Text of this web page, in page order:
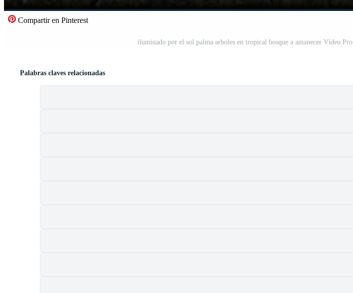
Compartir en Pinterest
iluminado por el sol palma arboles en tropical bosque a amanecer Vídeo Pro
Palabras claves relacionadas